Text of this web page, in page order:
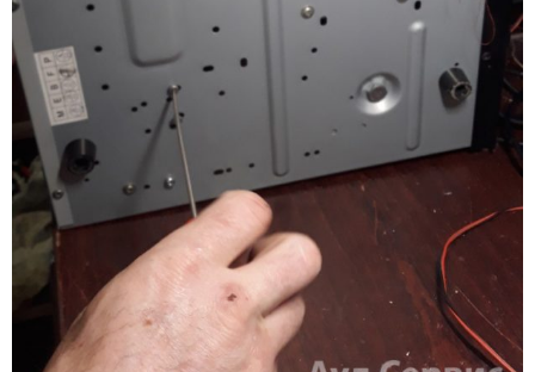
Доставка и оплата
Статьи
- Улучшение звучания усилителя: развеиваем мифы о
апгрейде
- Последствия любительской установки Bluetooth модуля.
Реальный случай
- Аудиосистема для открытой площадки. Секреты
инсталляции